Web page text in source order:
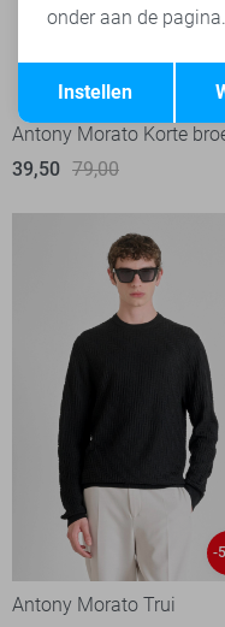
-
Antony Morato Korte
39,50 79,00
-
Antony Morato Trui
Terug
onder aan de pagina.
Instellen